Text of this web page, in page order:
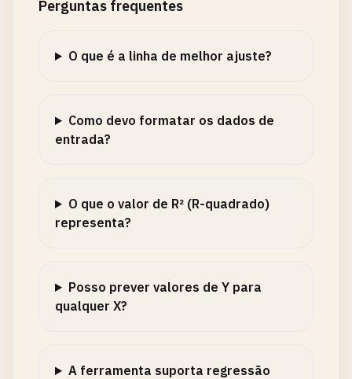
Perguntas frequentes
O que é a linha de melhor ajuste?
Como devo formatar os dados de
entrada?
O que o valor de R² (R-quadrado)
representa?
Posso prever valores de Y para
qualquer X?
A ferramenta suporta regressão